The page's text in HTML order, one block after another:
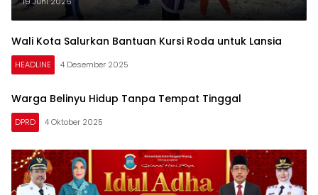
Wali Kota Salurkan Bantuan Kursi Roda untuk Lansia
HEADLINE 4 Desember 2025
Warga Belinyu Hidup Tanpa Tempat Tinggal
DPRD 4 Oktober 2025